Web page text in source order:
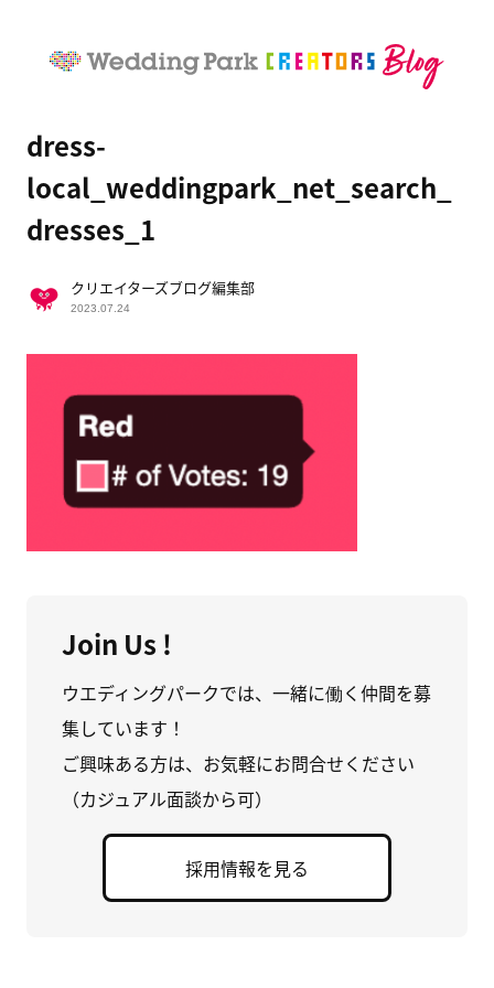
dress-
local_weddingpark_net_search_
dresses_1
クリエイターズブログ編集部
2023.07.24
Join Us !
ウエディングパークでは、一緒に働く仲間を募
集しています！
ご興味ある方は、お気軽にお問合せください
（カジュアル面談から可）
採用情報を見る